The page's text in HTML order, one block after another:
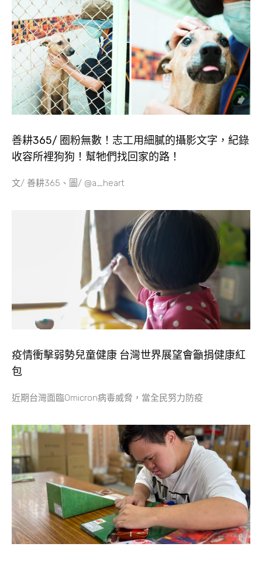
善耕365/ 圈粉無數！志工用細膩的攝影文字，紀錄
收容所裡狗狗！幫牠們找回家的路！
文/ 善耕365、圖/ @a_heart
疫情衝擊弱勢兒童健康 台灣世界展望會籲捐健康紅
包
近期台灣面臨Omicron病毒威脅，當全民努力防疫